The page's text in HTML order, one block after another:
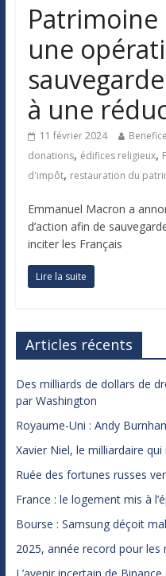
Patrimoine
une
à une
11 février 2024
donations, édifices religieux,
d'impôt, restauration du
Emmanuel Macron a
d’action afin de
inciter les Français
Lire la suite
Articles récents
Des milliards de dollars de
par Washington
Royaume-Uni : Andy
Xavier Niel, le milliardaire
Ruée des fortunes russes
France : le logement mis à
Bourse : Samsung déçoit
2025, année record pour